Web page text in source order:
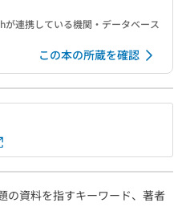
連携している機関・データベース
この本の所蔵を確認
の資料を指すキーワード、著者